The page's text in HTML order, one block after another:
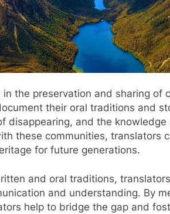
the preservation and sharing of
their oral traditions and
disappearing, and the
these communities, translators
for future generations.
and oral traditions,
and understanding. By
help to bridge the gap and